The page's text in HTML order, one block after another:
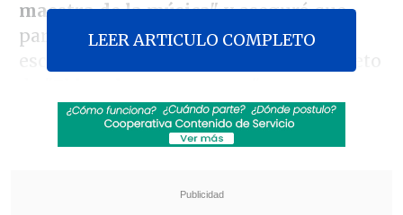
maestra de la música"y aseguró que
para ella era un honor tenerla en el
escenario, para luego presentar un dueto
tras accidente de tránsito en Las Condes
LEER ARTICULO COMPLETO